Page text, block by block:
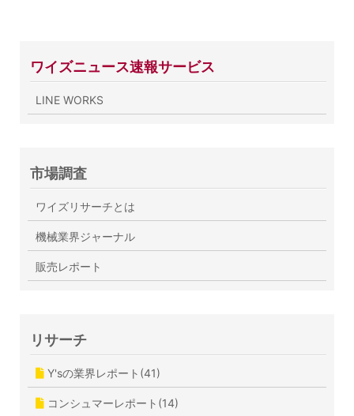
ワイズニュース速報サービス
LINE WORKS
市場調査
ワイズリサーチとは
機械業界ジャーナル
販売レポート
リサーチ
Y'sの業界レポート(41)
コンシュマーレポート(14)